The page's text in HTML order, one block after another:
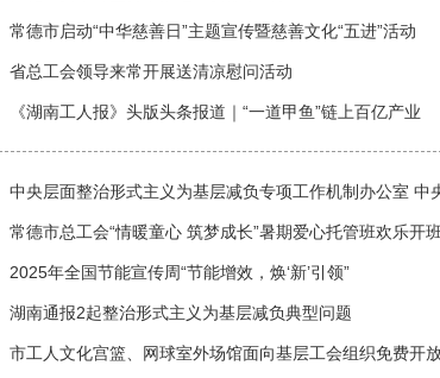
常德市启动“中华慈善日”主题宣传暨慈善文化“五进”活动
省总工会领导来常开展送清凉慰问活动
《湖南工人报》头版头条报道｜“一道甲鱼”链上百亿产业
中央层面整治形式主义为基层减负专项工作机制办公室
基层减负典型问题
常德市总工会“情暖童心 筑梦成长”暑期爱心托管班欢乐
之旅
2025年全国节能宣传周“节能增效，焕‘新’引领”
湖南通报2起整治形式主义为基层减负典型问题
市工人文化宫篮、网球室外场馆面向基层工会组织免费开